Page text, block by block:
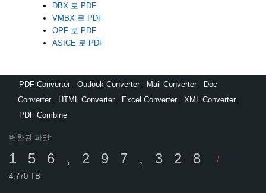
DBX 로 PDF
VMBX 로 PDF
OPF 로 PDF
ASICE 로 PDF
PDF Converter Outlook Converter Mail Converter
Doc
Converter
HTML Converter Excel Converter XML Converter
PDF Combine
변환된 파일:
156,297,328
/
4,770 TB